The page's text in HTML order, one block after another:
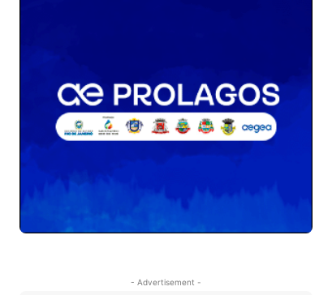
- Advertisement -